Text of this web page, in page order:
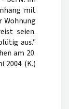
mit
Wohnung
seien.
aus."
am 20.
2004 (K.)